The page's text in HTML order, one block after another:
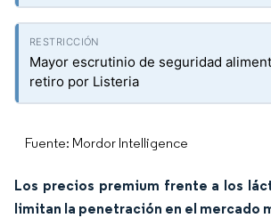
Mayor escrutinio de seguridad
retiro por Listeria
Fuente: Mordor Intelligence
Los precios premium frente a los
limitan la penetración en el mercado